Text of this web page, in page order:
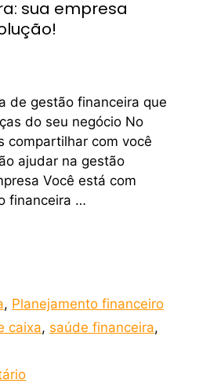
sua empresa
de gestão financeira que
do seu negócio No
compartilhar com você
ajudar na gestão
Você está com
financeira …
, Planejamento financeiro
caixa, saúde financeira,